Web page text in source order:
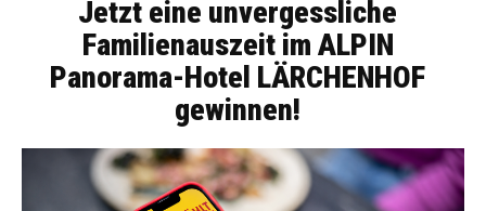
Jetzt eine unvergessliche
Familienauszeit im ALPIN
Panorama-Hotel LÄRCHENHOF
gewinnen!